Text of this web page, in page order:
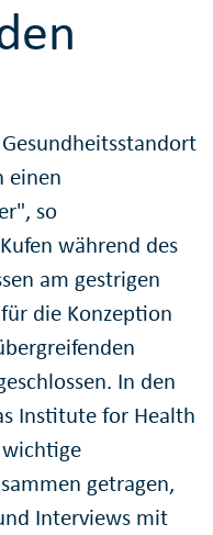
einen
so
während des
am gestrigen
die Konzeption
In den
Institute for Health
wichtige
getragen,
Interviews mit